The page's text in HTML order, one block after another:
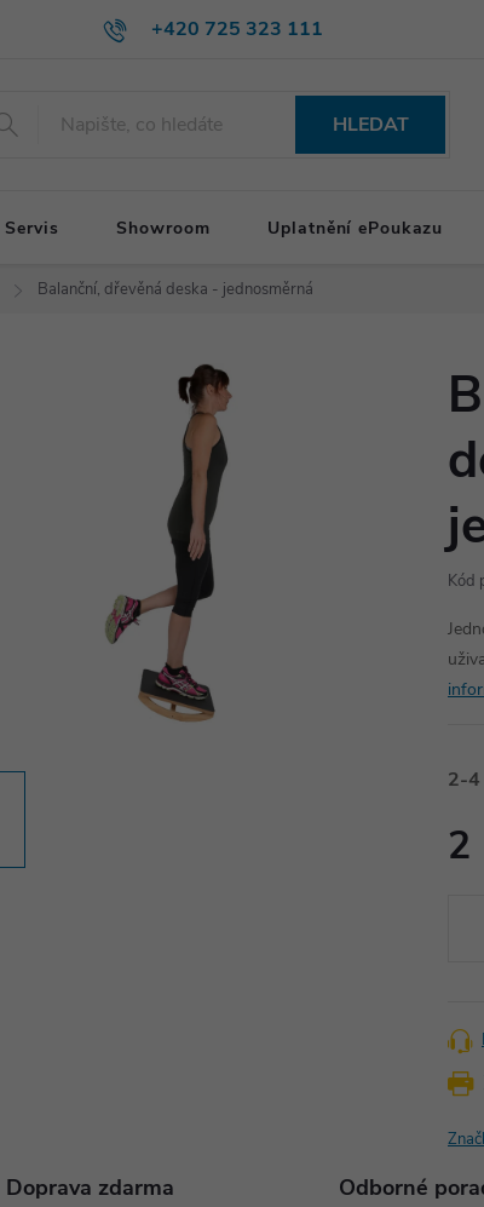
+420 725 323 111
HLEDAT
Servis Showroom Uplatnění ePoukazu
Balanční, dřevěná deska - jednosměrná
Kód
2-4
2
Doprava zdarma Odborné